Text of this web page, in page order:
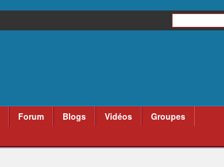
Forum Blogs Vidéos
Groupes